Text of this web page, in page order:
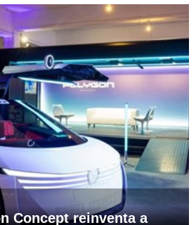
Concept reinventa a